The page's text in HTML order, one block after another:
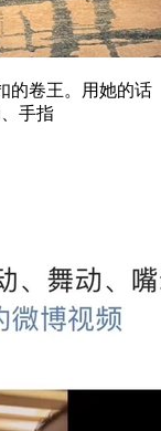
卷王。用她的话
手指